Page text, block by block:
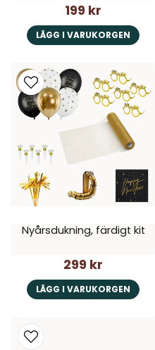
199 kr
LÄGG I VARUKORGEN
Nyårsdukning, färdigt kit
299 kr
LÄGG I VARUKORGEN